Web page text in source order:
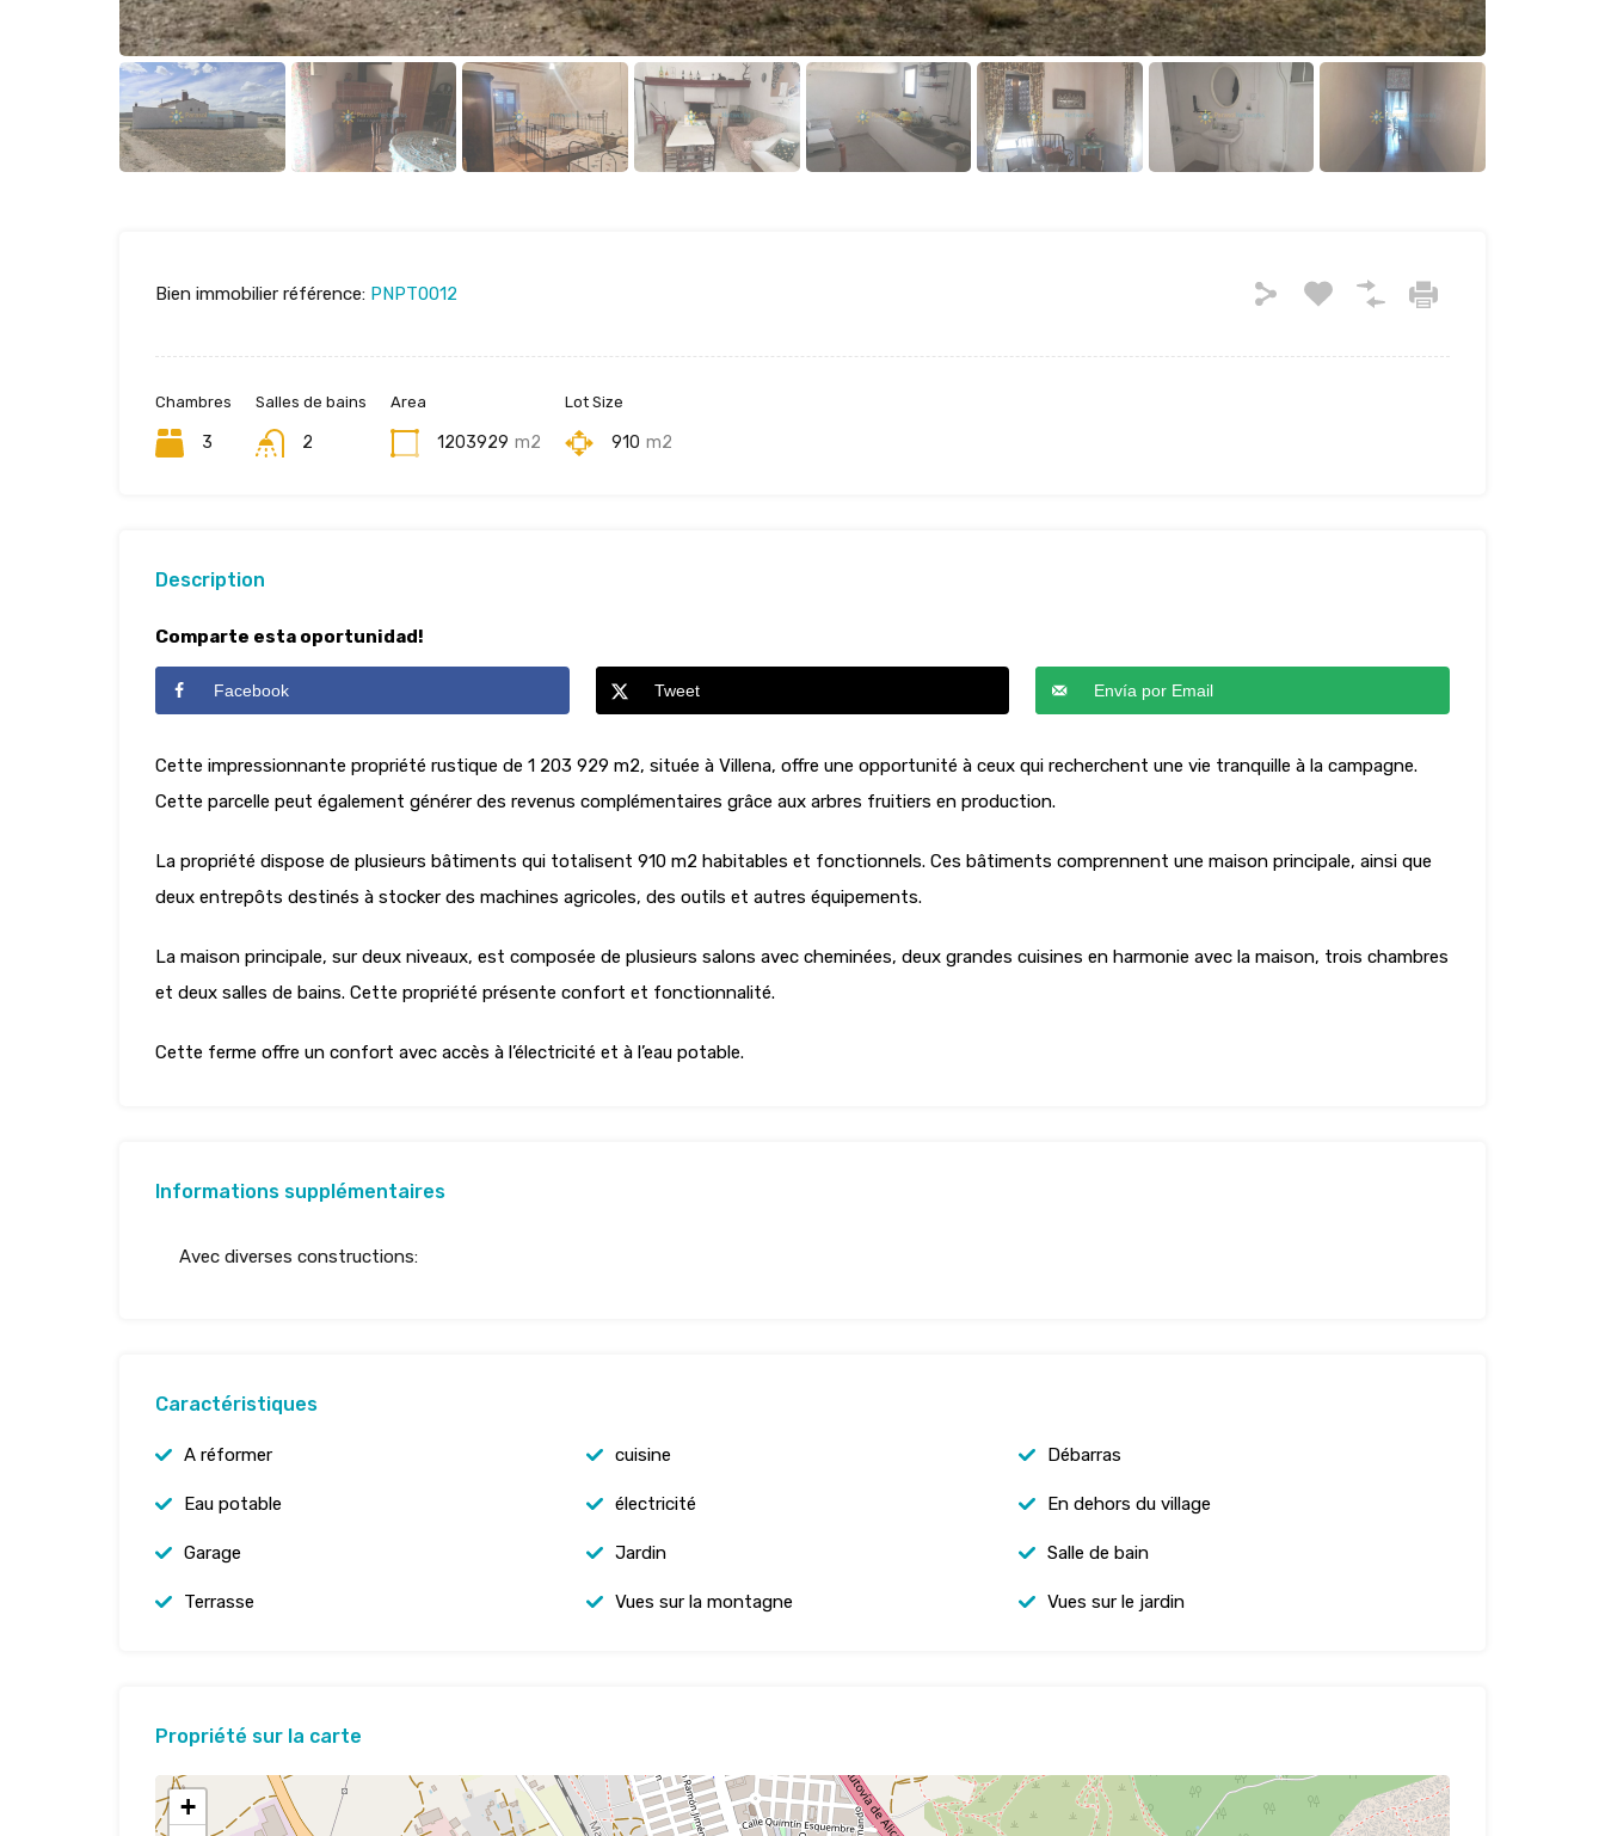
Bien immobilier référence: PNPT0012
Chambres
3
Salles de bains
2
Area
1203929 m2
Lot Size
910 m2
Description
Comparte esta oportunidad!
Facebook Tweet Envía por Email
Cette impressionnante propriété rustique de 1 203 929 m2, située à Villena, offre une opportunité à ceux qui recherchent une vie tranquille à la campagne.
Cette parcelle peut également générer des revenus complémentaires grâce aux arbres fruitiers en production.
La propriété dispose de plusieurs bâtiments qui totalisent 910 m2 habitables et fonctionnels. Ces bâtiments comprennent une maison principale, ainsi que
deux entrepôts destinés à stocker des machines agricoles, des outils et autres équipements.
La maison principale, sur deux niveaux, est composée de plusieurs salons avec cheminées, deux grandes cuisines en harmonie avec la maison, trois chambres
et deux salles de bains. Cette propriété présente confort et fonctionnalité.
Cette ferme offre un confort avec accès à l’électricité et à l’eau potable.
Informations supplémentaires
Avec diverses constructions:
Caractéristiques
A réformer cuisine Débarras
Eau potable électricité En dehors du village
Garage Jardin Salle de bain
Terrasse Vues sur la montagne Vues sur le jardin
Propriété sur la carte
+